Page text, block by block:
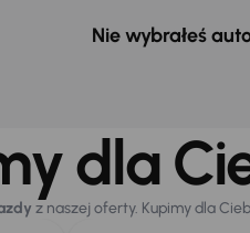
Nie wybrałeś
dla
z naszej oferty. Kupimy dla